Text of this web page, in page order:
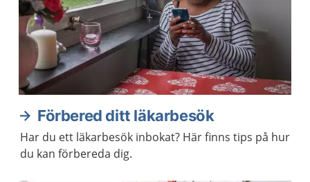
Förbered ditt läkarbesök
Har du ett läkarbesök inbokat? Här finns tips på hur
du kan förbereda dig.